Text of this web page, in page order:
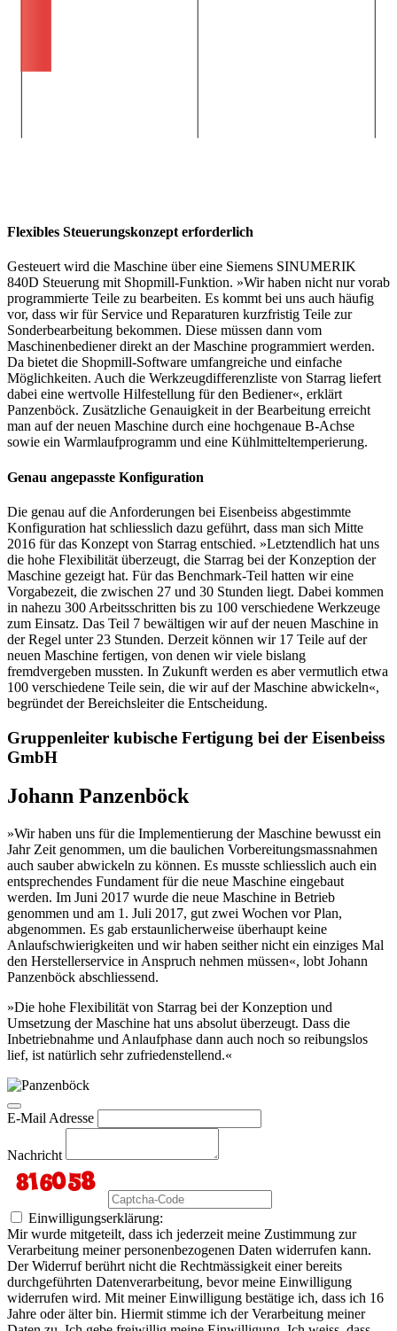
Flexibles Steuerungskonzept erforderlich
Gesteuert wird die Maschine über eine Siemens SINUMERIK
840D Steuerung mit Shopmill-Funktion. »Wir haben nicht nur vorab
programmierte Teile zu bearbeiten. Es kommt bei uns auch häufig
vor, dass wir für Service und Reparaturen kurzfristig Teile zur
Sonderbearbeitung bekommen. Diese müssen dann vom
Maschinenbediener direkt an der Maschine programmiert werden.
Da bietet die Shopmill-Software umfangreiche und einfache
Möglichkeiten. Auch die Werkzeugdifferenzliste von Starrag liefert
dabei eine wertvolle Hilfestellung für den Bediener«, erklärt
Panzenböck. Zusätzliche Genauigkeit in der Bearbeitung erreicht
man auf der neuen Maschine durch eine hochgenaue B-Achse
sowie ein Warmlaufprogramm und eine Kühlmitteltemperierung.
Genau angepasste Konfiguration
Die genau auf die Anforderungen bei Eisenbeiss abgestimmte
Konfiguration hat schliesslich dazu geführt, dass man sich Mitte
2016 für das Konzept von Starrag entschied. »Letztendlich hat uns
die hohe Flexibilität überzeugt, die Starrag bei der Konzeption der
Maschine gezeigt hat. Für das Benchmark-Teil hatten wir eine
Vorgabezeit, die zwischen 27 und 30 Stunden liegt. Dabei kommen
in nahezu 300 Arbeitsschritten bis zu 100 verschiedene Werkzeuge
zum Einsatz. Das Teil 7 bewältigen wir auf der neuen Maschine in
der Regel unter 23 Stunden. Derzeit können wir 17 Teile auf der
neuen Maschine fertigen, von denen wir viele bislang
fremdvergeben mussten. In Zukunft werden es aber vermutlich etwa
100 verschiedene Teile sein, die wir auf der Maschine abwickeln«,
begründet der Bereichsleiter die Entscheidung.
Gruppenleiter kubische Fertigung bei der Eisenbeiss
GmbH
Johann Panzenböck
»Wir haben uns für die Implementierung der Maschine bewusst ein
Jahr Zeit genommen, um die baulichen Vorbereitungsmassnahmen
auch sauber abwickeln zu können. Es musste schliesslich auch ein
entsprechendes Fundament für die neue Maschine eingebaut
werden. Im Juni 2017 wurde die neue Maschine in Betrieb
genommen und am 1. Juli 2017, gut zwei Wochen vor Plan,
abgenommen. Es gab erstaunlicherweise überhaupt keine
Anlaufschwierigkeiten und wir haben seither nicht ein einziges Mal
den Herstellerservice in Anspruch nehmen müssen«, lobt Johann
Panzenböck abschliessend.
»Die hohe Flexibilität von Starrag bei der Konzeption und
Umsetzung der Maschine hat uns absolut überzeugt. Dass die
Inbetriebnahme und Anlaufphase dann auch noch so reibungslos
lief, ist natürlich sehr zufriedenstellend.«
E-Mail Adresse
Nachricht
Einwilligungserklärung:
Mir wurde mitgeteilt, dass ich jederzeit meine Zustimmung zur
Verarbeitung meiner personenbezogenen Daten widerrufen kann.
Der Widerruf berührt nicht die Rechtmässigkeit einer bereits
durchgeführten Datenverarbeitung, bevor meine Einwilligung
widerrufen wird. Mit meiner Einwilligung bestätige ich, dass ich 16
Jahre oder älter bin. Hiermit stimme ich der Verarbeitung meiner